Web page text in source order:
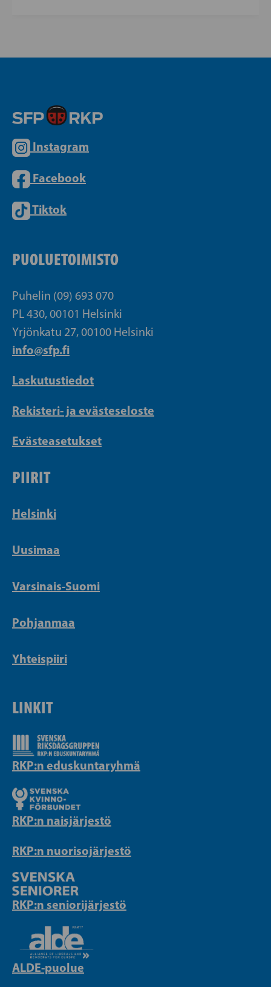
Instagram
Facebook
Tiktok
PUOLUETOIMISTO
Puhelin (09) 693 070
PL 430, 00101 Helsinki
Yrjönkatu 27, 00100 Helsinki
info@sfp.fi
Laskutustiedot
Rekisteri- ja evästeseloste
Evästeasetukset
PIIRIT
Helsinki
Uusimaa
Varsinais-Suomi
Pohjanmaa
Yhteispiiri
LINKIT
RKP:n eduskuntaryhmä
RKP:n naisjärjestö
RKP:n nuorisojärjestö
RKP:n seniorijärjestö
ALDE-puolue